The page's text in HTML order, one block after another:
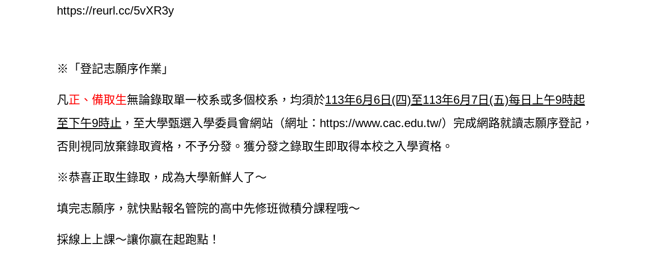
https://reurl.cc/5vXR3y
※「登記志願序作業」
凡正、備取生無論錄取單一校系或多個校系，均須於113年6月6日(四)至113年6月7日(五)每日上午9時起
至下午9時止 ，至大學甄選入學委員會網站（網址： https://www.cac.edu.tw/）完成網路就讀志願序登記，
否則視同放棄錄取資格，不予分發。獲分發之錄取生即取得本校之入學資格。
※恭喜正取生錄取，成為大學新鮮人了～
填完志願序，就快點報名管院的高中先修班微積分課程哦～
採線上上課～讓你贏在起跑點！